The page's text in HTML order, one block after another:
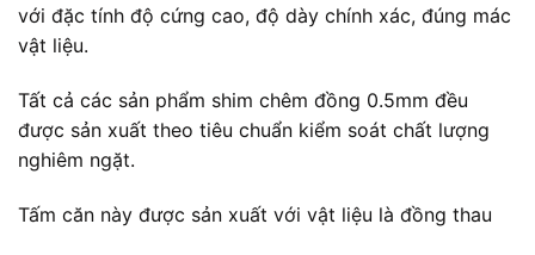
với đặc tính độ cứng cao, độ dày chính xác, đúng mác
vật liệu.
Tất cả các sản phẩm shim chêm đồng 0.5mm đều
được sản xuất theo tiêu chuẩn kiểm soát chất lượng
nghiêm ngặt.
Tấm căn này được sản xuất với vật liệu là đồng thau